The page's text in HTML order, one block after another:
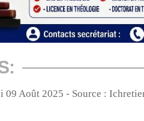
09 Août 2025 - Source :